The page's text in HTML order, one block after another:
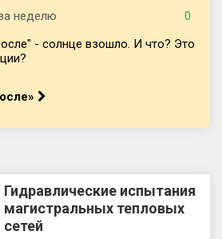
неделю
0
- солнце взошло. И что? Это
Гидравлические испытания
магистральных тепловых
сетей